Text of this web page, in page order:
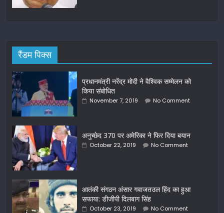
रैंडम पिक्स
प्रधानमंत्री नरेंद्र मोदी ने वैश्विक सम्मेलन को
किया संबोधित
November 7, 2019 No Comment
अनुच्छेद 370 पर अमेरिका ने फिर दिया बयान
October 22, 2019 No Comment
आतंकी संगठन अंसार गवाजतउल हिंद का हुआ
सफाया: डीजीपी दिलबाग सिंह
October 23, 2019 No Comment